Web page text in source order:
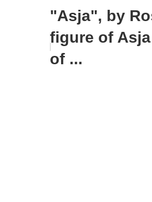
"Asja", by
figure of
of ...